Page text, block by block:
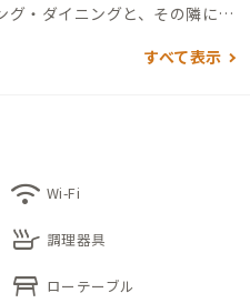
グ・ダイニングと、その隣には
・ダイニングの階段から行く
コウが鳴き、夏は木々の緑が
す。
の魅力は家で温泉に入れるこ
、バルブを捻れば温泉が出ま
っくり過ごすことがおすすめ
すべて表示
wifi Wi-Fi
skillet 調理器具
table_restaurant ローテーブル